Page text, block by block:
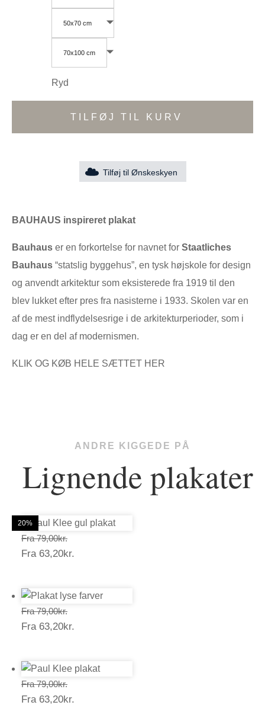
50x70 cm
70x100 cm
Ryd
TILFØJ TIL KURV
Tilføj til Ønskeskyen
BAUHAUS inspireret plakat
Bauhaus er en forkortelse for navnet for Staatliches
Bauhaus “statslig byggehus”, en tysk højskole for design
og anvendt arkitektur som eksisterede fra 1919 til den
blev lukket efter pres fra nasisterne i 1933. Skolen var en
af de mest indflydelsesrige i de arkitekturperioder, som i
dag er en del af modernismen.
KLIK OG KØB HELE SÆTTET HER
ANDRE KIGGEDE PÅ
Lignende plakater
20%
Fra 79,00kr.Prisinterval:
79,00kr.
Fra 63,20kr.
20%
Fra 79,00kr.Prisinterval:
79,00kr.
Fra 63,20kr.
20%
Fra 79,00kr.Prisinterval:
79,00kr.
Fra 63,20kr.
20%
20%
20%